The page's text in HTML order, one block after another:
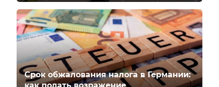
Срок обжалования налога в Германии: